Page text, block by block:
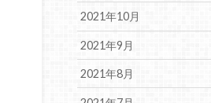
2021年10月
2021年9月
2021年8月